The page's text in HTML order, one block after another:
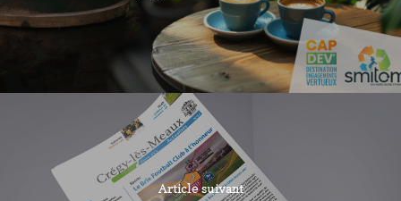
Article suivant